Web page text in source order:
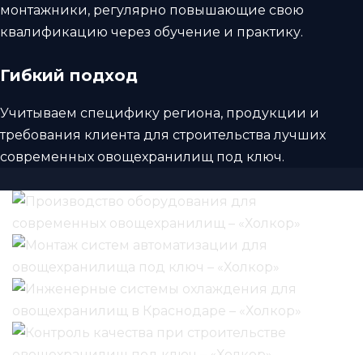
монтажники, регулярно повышающие свою
квалификацию через обучение и практику.
Гибкий подход
Учитываем специфику региона, продукции и
требования клиента для строительства лучших
современных овощехранилищ под ключ.